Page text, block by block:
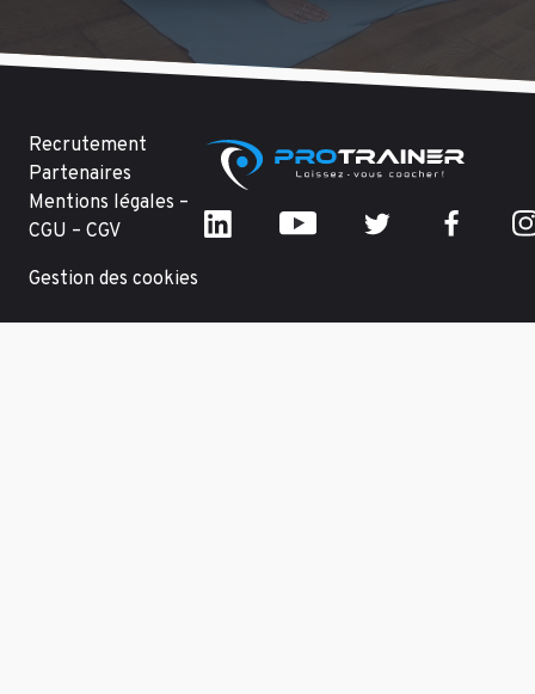
Recrutement
Partenaires
Mentions légales –
CGU – CGV
Gestion des cookies